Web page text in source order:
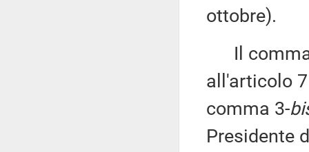
ottobre).
Il
all'articolo
comma 3-
Presidente